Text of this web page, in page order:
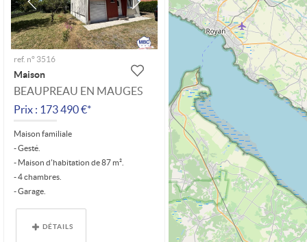
ref. n° 3516
Maison
BEAUPREAU EN MAUGES
Prix : 173 490 €*
Maison familiale
- Gesté.
- Maison d'habitation de 87 m².
- 4 chambres.
- Garage.
DÉTAILS